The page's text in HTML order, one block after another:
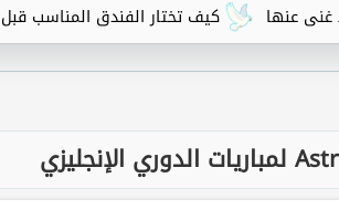
كيف تختار الفندق المناسب قبل الحجز؟ 10 نقاط يجب الانتباه إليها